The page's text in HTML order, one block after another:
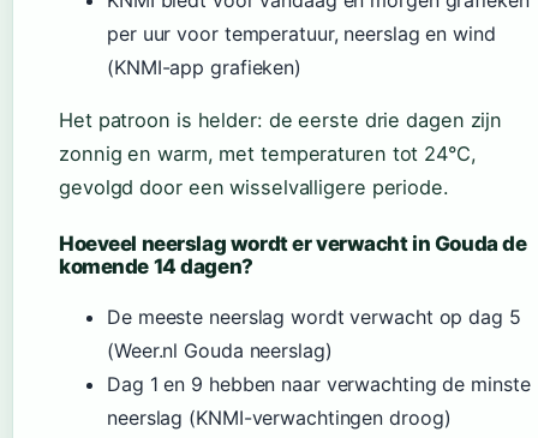
per uur voor temperatuur, neerslag en wind
(KNMI-app grafieken)
Het patroon is helder: de eerste drie dagen zijn
zonnig en warm, met temperaturen tot 24°C,
gevolgd door een wisselvalligere periode.
Hoeveel neerslag wordt er verwacht in Gouda de
komende 14 dagen?
De meeste neerslag wordt verwacht op dag 5
(Weer.nl Gouda neerslag)
Dag 1 en 9 hebben naar verwachting de minste
neerslag (KNMI-verwachtingen droog)